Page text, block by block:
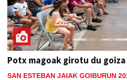
Potx magoak girotu du goiza
SAN ESTEBAN JAIAK GOIBURUN